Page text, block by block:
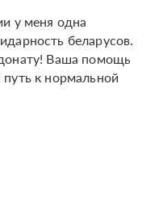
у меня одна
беларусов.
Ваша помощь
к нормальной